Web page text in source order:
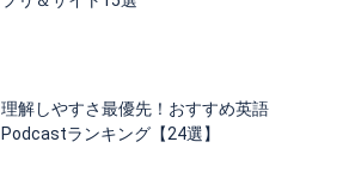
理解しやすさ最優先！おすすめ英語
Podcastランキング【24選】